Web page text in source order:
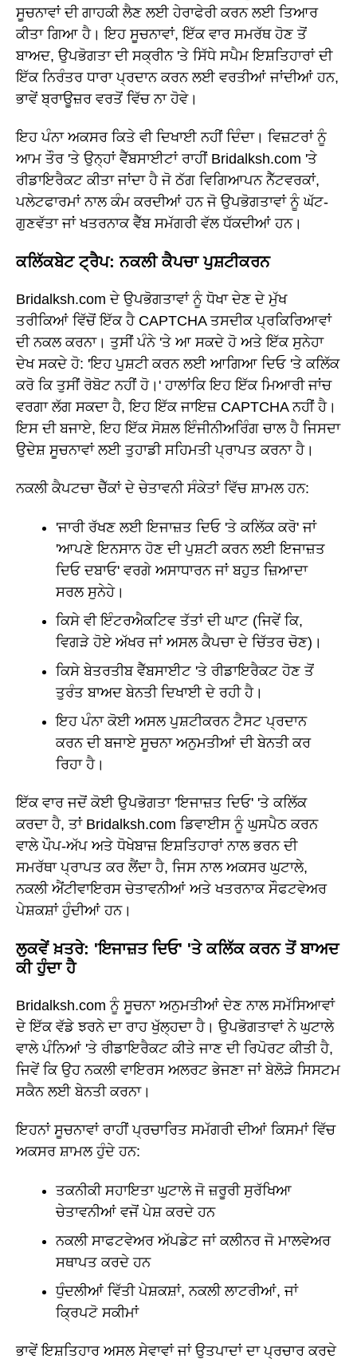
ਸੂਚਨਾਵਾਂ ਦੀ ਗਾਹਕੀ ਲੈਣ ਲਈ ਹੇਰਾਫੇਰੀ ਕਰਨ ਲਈ ਤਿਆਰ
ਕੀਤਾ ਗਿਆ ਹੈ। ਇਹ ਸੂਚਨਾਵਾਂ, ਇੱਕ ਵਾਰ ਸਮਰੱਥ ਹੋਣ ਤੋਂ
ਬਾਅਦ, ਉਪਭੋਗਤਾ ਦੀ ਸਕ੍ਰੀਨ 'ਤੇ ਸਿੱਧੇ ਸਪੈਮ ਇਸ਼ਤਿਹਾਰਾਂ ਦੀ
ਇੱਕ ਨਿਰੰਤਰ ਧਾਰਾ ਪ੍ਰਦਾਨ ਕਰਨ ਲਈ ਵਰਤੀਆਂ ਜਾਂਦੀਆਂ ਹਨ,
ਭਾਵੇਂ ਬ੍ਰਾਊਜ਼ਰ ਵਰਤੋਂ ਵਿੱਚ ਨਾ ਹੋਵੇ।
ਇਹ ਪੰਨਾ ਅਕਸਰ ਕਿਤੇ ਵੀ ਦਿਖਾਈ ਨਹੀਂ ਦਿੰਦਾ। ਵਿਜ਼ਟਰਾਂ ਨੂੰ
ਆਮ ਤੌਰ 'ਤੇ ਉਨ੍ਹਾਂ ਵੈੱਬਸਾਈਟਾਂ ਰਾਹੀਂ Bridalksh.com 'ਤੇ
ਰੀਡਾਇਰੈਕਟ ਕੀਤਾ ਜਾਂਦਾ ਹੈ ਜੋ ਠੱਗ ਵਿਗਿਆਪਨ ਨੈੱਟਵਰਕਾਂ,
ਪਲੇਟਫਾਰਮਾਂ ਨਾਲ ਕੰਮ ਕਰਦੀਆਂ ਹਨ ਜੋ ਉਪਭੋਗਤਾਵਾਂ ਨੂੰ ਘੱਟ-
ਗੁਣਵੱਤਾ ਜਾਂ ਖਤਰਨਾਕ ਵੈੱਬ ਸਮੱਗਰੀ ਵੱਲ ਧੱਕਦੀਆਂ ਹਨ।
ਕਲਿੱਕਬੇਟ ਟ੍ਰੈਪ: ਨਕਲੀ ਕੈਪਚਾ ਪੁਸ਼ਟੀਕਰਨ
Bridalksh.com ਦੇ ਉਪਭੋਗਤਾਵਾਂ ਨੂੰ ਧੋਖਾ ਦੇਣ ਦੇ ਮੁੱਖ
ਤਰੀਕਿਆਂ ਵਿੱਚੋਂ ਇੱਕ ਹੈ CAPTCHA ਤਸਦੀਕ ਪ੍ਰਕਿਰਿਆਵਾਂ
ਦੀ ਨਕਲ ਕਰਨਾ। ਤੁਸੀਂ ਪੰਨੇ 'ਤੇ ਆ ਸਕਦੇ ਹੋ ਅਤੇ ਇੱਕ ਸੁਨੇਹਾ
ਦੇਖ ਸਕਦੇ ਹੋ: 'ਇਹ ਪੁਸ਼ਟੀ ਕਰਨ ਲਈ ਆਗਿਆ ਦਿਓ 'ਤੇ ਕਲਿੱਕ
ਕਰੋ ਕਿ ਤੁਸੀਂ ਰੋਬੋਟ ਨਹੀਂ ਹੋ।' ਹਾਲਾਂਕਿ ਇਹ ਇੱਕ ਮਿਆਰੀ ਜਾਂਚ
ਵਰਗਾ ਲੱਗ ਸਕਦਾ ਹੈ, ਇਹ ਇੱਕ ਜਾਇਜ਼ CAPTCHA ਨਹੀਂ ਹੈ।
ਇਸ ਦੀ ਬਜਾਏ, ਇਹ ਇੱਕ ਸੋਸ਼ਲ ਇੰਜੀਨੀਅਰਿੰਗ ਚਾਲ ਹੈ ਜਿਸਦਾ
ਉਦੇਸ਼ ਸੂਚਨਾਵਾਂ ਲਈ ਤੁਹਾਡੀ ਸਹਿਮਤੀ ਪ੍ਰਾਪਤ ਕਰਨਾ ਹੈ।
ਨਕਲੀ ਕੈਪਟਚਾ ਚੈੱਕਾਂ ਦੇ ਚੇਤਾਵਨੀ ਸੰਕੇਤਾਂ ਵਿੱਚ ਸ਼ਾਮਲ ਹਨ:
'ਜਾਰੀ ਰੱਖਣ ਲਈ ਇਜਾਜ਼ਤ ਦਿਓ 'ਤੇ ਕਲਿੱਕ ਕਰੋ' ਜਾਂ
'ਆਪਣੇ ਇਨਸਾਨ ਹੋਣ ਦੀ ਪੁਸ਼ਟੀ ਕਰਨ ਲਈ ਇਜਾਜ਼ਤ
ਦਿਓ ਦਬਾਓ' ਵਰਗੇ ਅਸਾਧਾਰਨ ਜਾਂ ਬਹੁਤ ਜ਼ਿਆਦਾ
ਸਰਲ ਸੁਨੇਹੇ।
ਕਿਸੇ ਵੀ ਇੰਟਰਐਕਟਿਵ ਤੱਤਾਂ ਦੀ ਘਾਟ (ਜਿਵੇਂ ਕਿ,
ਵਿਗੜੇ ਹੋਏ ਅੱਖਰ ਜਾਂ ਅਸਲ ਕੈਪਚਾ ਦੇ ਚਿੱਤਰ ਚੋਣ)।
ਕਿਸੇ ਬੇਤਰਤੀਬ ਵੈੱਬਸਾਈਟ 'ਤੇ ਰੀਡਾਇਰੈਕਟ ਹੋਣ ਤੋਂ
ਤੁਰੰਤ ਬਾਅਦ ਬੇਨਤੀ ਦਿਖਾਈ ਦੇ ਰਹੀ ਹੈ।
ਇਹ ਪੰਨਾ ਕੋਈ ਅਸਲ ਪੁਸ਼ਟੀਕਰਨ ਟੈਸਟ ਪ੍ਰਦਾਨ
ਕਰਨ ਦੀ ਬਜਾਏ ਸੂਚਨਾ ਅਨੁਮਤੀਆਂ ਦੀ ਬੇਨਤੀ ਕਰ
ਰਿਹਾ ਹੈ।
ਇੱਕ ਵਾਰ ਜਦੋਂ ਕੋਈ ਉਪਭੋਗਤਾ 'ਇਜਾਜ਼ਤ ਦਿਓ' 'ਤੇ ਕਲਿੱਕ
ਕਰਦਾ ਹੈ, ਤਾਂ Bridalksh.com ਡਿਵਾਈਸ ਨੂੰ ਘੁਸਪੈਠ ਕਰਨ
ਵਾਲੇ ਪੌਪ-ਅੱਪ ਅਤੇ ਧੋਖੇਬਾਜ਼ ਇਸ਼ਤਿਹਾਰਾਂ ਨਾਲ ਭਰਨ ਦੀ
ਸਮਰੱਥਾ ਪ੍ਰਾਪਤ ਕਰ ਲੈਂਦਾ ਹੈ, ਜਿਸ ਨਾਲ ਅਕਸਰ ਘੁਟਾਲੇ,
ਨਕਲੀ ਐਂਟੀਵਾਇਰਸ ਚੇਤਾਵਨੀਆਂ ਅਤੇ ਖਤਰਨਾਕ ਸੌਫਟਵੇਅਰ
ਪੇਸ਼ਕਸ਼ਾਂ ਹੁੰਦੀਆਂ ਹਨ।
ਲੁਕਵੇਂ ਖ਼ਤਰੇ: 'ਇਜਾਜ਼ਤ ਦਿਓ' 'ਤੇ ਕਲਿੱਕ ਕਰਨ ਤੋਂ ਬਾਅਦ
ਕੀ ਹੁੰਦਾ ਹੈ
Bridalksh.com ਨੂੰ ਸੂਚਨਾ ਅਨੁਮਤੀਆਂ ਦੇਣ ਨਾਲ ਸਮੱਸਿਆਵਾਂ
ਦੇ ਇੱਕ ਵੱਡੇ ਝਰਨੇ ਦਾ ਰਾਹ ਖੁੱਲ੍ਹਦਾ ਹੈ। ਉਪਭੋਗਤਾਵਾਂ ਨੇ ਘੁਟਾਲੇ
ਵਾਲੇ ਪੰਨਿਆਂ 'ਤੇ ਰੀਡਾਇਰੈਕਟ ਕੀਤੇ ਜਾਣ ਦੀ ਰਿਪੋਰਟ ਕੀਤੀ ਹੈ,
ਜਿਵੇਂ ਕਿ ਉਹ ਨਕਲੀ ਵਾਇਰਸ ਅਲਰਟ ਭੇਜਣਾ ਜਾਂ ਬੇਲੋੜੇ ਸਿਸਟਮ
ਸਕੈਨ ਲਈ ਬੇਨਤੀ ਕਰਨਾ।
ਇਹਨਾਂ ਸੂਚਨਾਵਾਂ ਰਾਹੀਂ ਪ੍ਰਚਾਰਿਤ ਸਮੱਗਰੀ ਦੀਆਂ ਕਿਸਮਾਂ ਵਿੱਚ
ਅਕਸਰ ਸ਼ਾਮਲ ਹੁੰਦੇ ਹਨ:
ਤਕਨੀਕੀ ਸਹਾਇਤਾ ਘੁਟਾਲੇ ਜੋ ਜ਼ਰੂਰੀ ਸੁਰੱਖਿਆ
ਚੇਤਾਵਨੀਆਂ ਵਜੋਂ ਪੇਸ਼ ਕਰਦੇ ਹਨ
ਨਕਲੀ ਸਾਫਟਵੇਅਰ ਅੱਪਡੇਟ ਜਾਂ ਕਲੀਨਰ ਜੋ ਮਾਲਵੇਅਰ
ਸਥਾਪਤ ਕਰਦੇ ਹਨ
ਧੁੰਦਲੀਆਂ ਵਿੱਤੀ ਪੇਸ਼ਕਸ਼ਾਂ, ਨਕਲੀ ਲਾਟਰੀਆਂ, ਜਾਂ
ਕ੍ਰਿਪਟੋ ਸਕੀਮਾਂ
ਭਾਵੇਂ ਇਸ਼ਤਿਹਾਰ ਅਸਲ ਸੇਵਾਵਾਂ ਜਾਂ ਉਤਪਾਦਾਂ ਦਾ ਪ੍ਰਚਾਰ ਕਰਦੇ